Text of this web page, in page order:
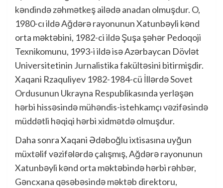
kəndində zəhmətkeş ailədə anadan olmuşdur. O,
1980-cı ildə Ağdərə rayonunun Xatunbəyli kənd
orta məktəbini, 1982-ci ildə Şuşa şəhər Pedoqoji
Texnikomunu, 1993-i ildə isə Azərbaycan Dövlət
Universitetinin Jurnalistika fakültəsini bitirmişdir.
Xaqani Rzaquliyev 1982-1984-cü İllərdə Sovet
Ordusunun Ukrayna Respublikasında yerləşən
hərbi hissəsində mühəndis-istehkamçı vəzifəsində
müddətli həqiqi hərbi xidmətdə olmuşdur.
Daha sonra Xaqani Ədəboğlu ixtisasına uyğun
müxtəlif vəzifələrdə çalışmış, Ağdərə rayonunun
Xatunbəyli kənd orta məktəbində hərbi rəhbər,
Gəncxana qəsəbəsində məktəb direktoru,